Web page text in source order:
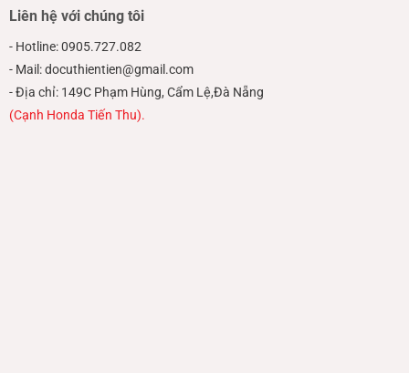
Liên hệ với chúng tôi
- Hotline: 0905.727.082
- Mail: docuthientien@gmail.com
- Địa chỉ: 149C Phạm Hùng, Cẩm Lệ,Đà Nẵng
(Cạnh Honda Tiến Thu).